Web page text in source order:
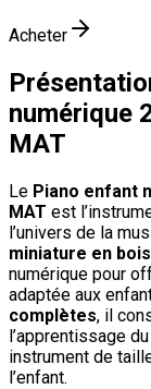
Acheter
numérique
MAT
Le Piano enfant
MAT est
l’univers de la
miniature en bois
numérique pour
adaptée aux
complètes, il
l’apprentissage
instrument de
l’enfant.